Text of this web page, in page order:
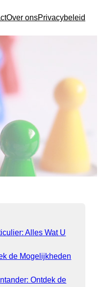
Over onsPrivacybeleid
Alles Wat U
de Mogelijkheden
Ontdek de